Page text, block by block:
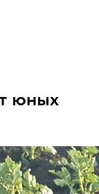
юных